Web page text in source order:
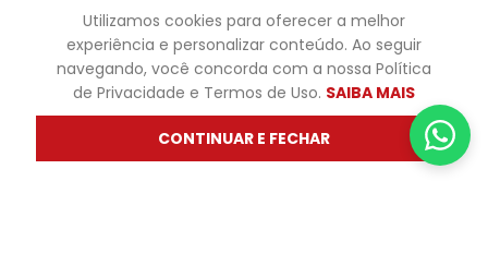
modo como o Brasil enxerga o mundo. Presente em todo o
país, a marca é referência em óculos de grau, óculos de
sol e lentes de contato, unindo tecnologia óptica, design e
conforto visual. Nosso compromisso vai além da estética:
queremos que cada pessoa encontre o modelo ideal para
refletir sua personalidade e garantir uma visão clara e
saudável em todas as situações.
Utilizamos cookies para oferecer a melhor
experiência e personalizar conteúdo. Ao seguir
navegando, você concorda com a nossa Política
de Privacidade e Termos de Uso. SAIBA MAIS
CONTINUAR E FECHAR